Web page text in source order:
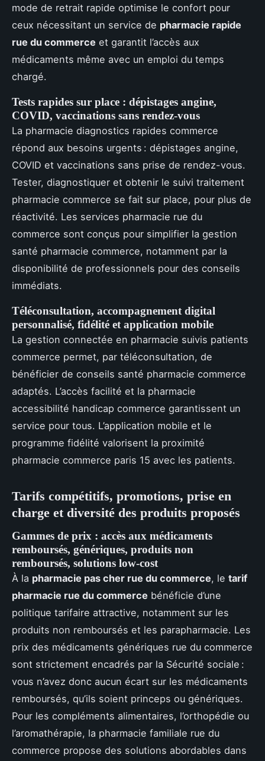
mode de retrait rapide optimise le confort pour
ceux nécessitant un service de pharmacie rapide
rue du commerce et garantit l’accès aux
médicaments même avec un emploi du temps
chargé.
Tests rapides sur place : dépistages angine,
COVID, vaccinations sans rendez-vous
La pharmacie diagnostics rapides commerce
répond aux besoins urgents : dépistages angine,
COVID et vaccinations sans prise de rendez-vous.
Tester, diagnostiquer et obtenir le suivi traitement
pharmacie commerce se fait sur place, pour plus de
réactivité. Les services pharmacie rue du
commerce sont conçus pour simplifier la gestion
santé pharmacie commerce, notamment par la
disponibilité de professionnels pour des conseils
immédiats.
Téléconsultation, accompagnement digital
personnalisé, fidélité et application mobile
La gestion connectée en pharmacie suivis patients
commerce permet, par téléconsultation, de
bénéficier de conseils santé pharmacie commerce
adaptés. L’accès facilité et la pharmacie
accessibilité handicap commerce garantissent un
service pour tous. L’application mobile et le
programme fidélité valorisent la proximité
pharmacie commerce paris 15 avec les patients.
Tarifs compétitifs, promotions, prise en
charge et diversité des produits proposés
Gammes de prix : accès aux médicaments
remboursés, génériques, produits non
remboursés, solutions low-cost
À la pharmacie pas cher rue du commerce, le tarif
pharmacie rue du commerce bénéficie d’une
politique tarifaire attractive, notamment sur les
produits non remboursés et les parapharmacie. Les
prix des médicaments génériques rue du commerce
sont strictement encadrés par la Sécurité sociale :
vous n’avez donc aucun écart sur les médicaments
remboursés, qu’ils soient princeps ou génériques.
Pour les compléments alimentaires, l’orthopédie ou
l’aromathérapie, la pharmacie familiale rue du
commerce propose des solutions abordables dans